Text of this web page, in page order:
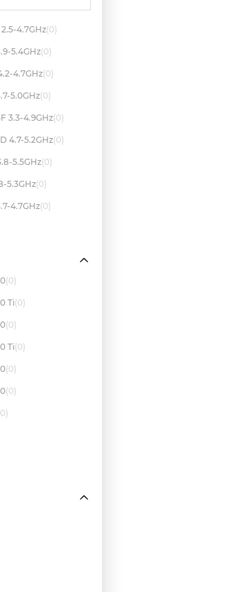
4.7GHz(0)
5.4GHz(0)
4.7GHz(0)
5.0GHz(0)
3.3-4.9GHz(0)
4.7-5.2GHz(0)
5.5GHz(0)
5.3GHz(0)
4.7GHz(0)
(0)
Ti(0)
(0)
Ti(0)
(0)
(0)